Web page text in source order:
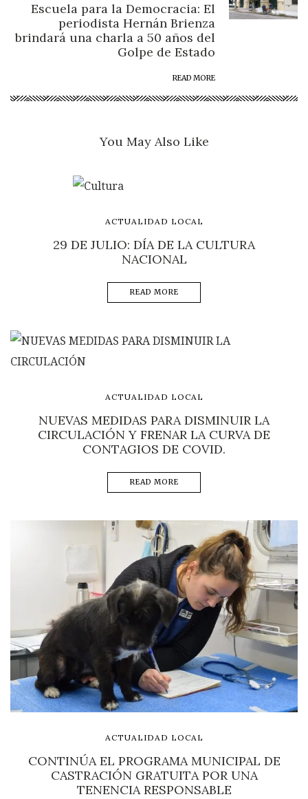
Escuela para la Democracia: El
periodista Hernán Brienza
brindará una charla a 50 años del
Golpe de Estado
READ MORE
You May Also Like
ACTUALIDAD LOCAL
29 DE JULIO: DÍA DE LA CULTURA
NACIONAL
READ MORE
ACTUALIDAD LOCAL
NUEVAS MEDIDAS PARA DISMINUIR LA
CIRCULACIÓN Y FRENAR LA CURVA DE
CONTAGIOS DE COVID.
READ MORE
ACTUALIDAD LOCAL
CONTINÚA EL PROGRAMA MUNICIPAL DE
CASTRACIÓN GRATUITA POR UNA
TENENCIA RESPONSABLE